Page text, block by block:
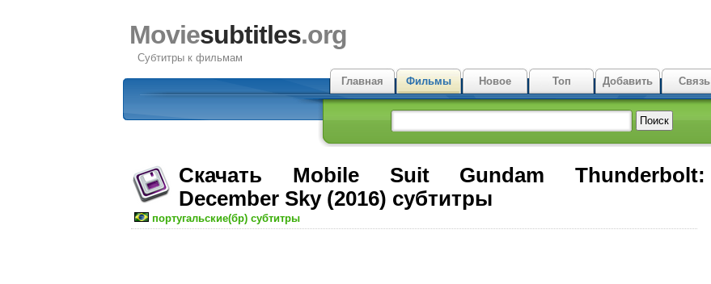
Moviesubtitles.org
Субтитры к фильмам
Главная
Фильмы Новое Топ Добавить Связь
Скачать Mobile Suit Gundam Thunderbolt:
December Sky (2016) субтитры
португальские(бр) субтитры